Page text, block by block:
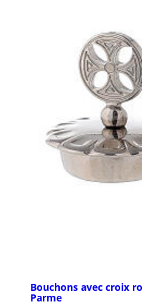
Bouchons avec croix
Parme